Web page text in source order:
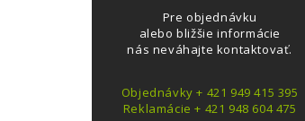
Pre objednávku
alebo bližšie informácie
nás neváhajte kontaktovať.
Objednávky + 421 949 415 395
Reklamácie + 421 948 604 475